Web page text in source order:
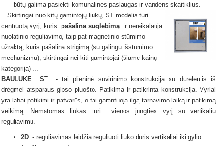
būtų galima pasiekti komunalines paslaugas ir vandens skaitiklius.
Skirtingai nuo kitų gamintojų liukų, ST modelis turi
centruotą vyrį, kuris pašalina suglebimąir nereikalauja
nuolatinio reguliavimo, taip pat magnetinio stūmimo
užraktą, kuris pašalina strigimą (su galingu išstūmimo
mechanizmu), skirtingai nei kiti gamintojai (šiame kainų
kategorija) ...
BAULUKE
ST- tai plieninė suvirinimo konstrukcija su durelėmis iš
drėgmei atsparaus gipso pluošto. Patikima ir patikrinta konstrukcija. Vyriai
yra labai patikimi ir patvarūs, o tai garantuoja ilgą tarnavimo laiką ir patikimą
veikimą.
Nematomas liukas turivienos jungties vyrį su vertikaliu
reguliavimu.
2D - reguliavimas leidžia reguliuoti liuko duris vertikaliai iki gylio